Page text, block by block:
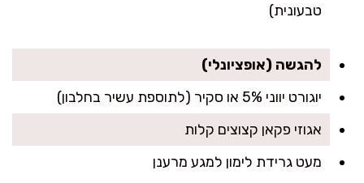
טבעונית)
להגשה (אופציונלי)
יוגורט יווני 5% או סקיר (לתוספת עשיר בחלבון)
אגוזי פקאן קצוצים קלות
מעט גרידת לימון למגע מרענן